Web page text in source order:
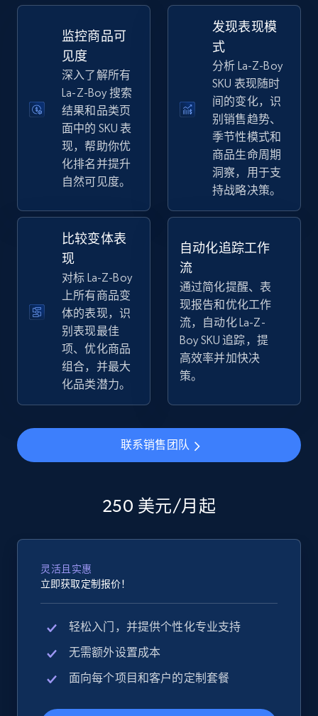
立即开始
URL, Product id, Title, Seller name, Seller rating,
Seller reviews, Breadcrumbs, Root category, and
more.
2.5K+ 359+ 立即开始
eBay - Gather data on products using
specified keywords
URL, Product id, Title, Seller name, Seller rating,
Seller reviews, Breadcrumbs, Root category, and
more.
2.5K+ 359+ 立即开始
eBay - Collect products from shops on eBay
URL, Product id, Title, Seller name, Seller rating,
eBay - Collect records by category
Seller reviews, Breadcrumbs, Root category, and
2.5K+ 359+ 立即开始
监控商品可
见度
深入了解所有
La-Z-Boy 搜索
结果和品类页
面中的 SKU 表
现，帮助你优
化排名并提升
自然可见度。
发现表现模
式
分析 La-Z-Boy
SKU 表现随时
间的变化，识
别销售趋势、
季节性模式和
商品生命周期
洞察，用于支
持战略决策。
比较变体表
现
对标 La-Z-Boy
上所有商品变
体的表现，识
别表现最佳
项、优化商品
组合，并最大
化品类潜力。
自动化追踪工作
流
通过简化提醒、表
现报告和优化工作
流，自动化 La-Z-
Boy SKU 追踪，提
高效率并加快决
策。
联系销售团队
250 美元/月起
灵活且实惠
立即获取定制报价！
轻松入门，并提供个性化专业支持
无需额外设置成本
面向每个项目和客户的定制套餐